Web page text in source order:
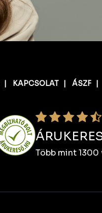
| KAPCSOLAT | ÁSZF |
Több mint 1300